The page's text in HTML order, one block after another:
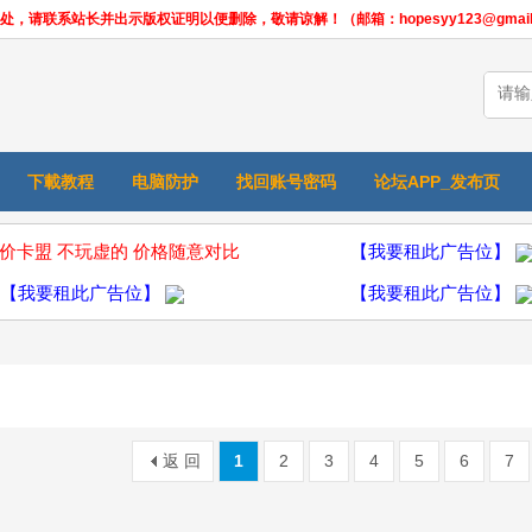
，请联系站长并出示版权证明以便删除，敬请谅解！（邮箱：
下載教程 电脑防护 找回账号密码 论坛APP_发布页
卡盟 不玩虚的 价格随意对比 【我要租此广告位】
【我要租此广告位】 【我要租此广告位】
1 2 3 4 5 6 7
返 回